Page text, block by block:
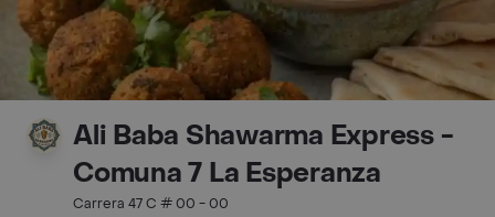
Ali Baba Shawarma Express -
Comuna 7 La Esperanza
Carrera 47 C # 00 - 00